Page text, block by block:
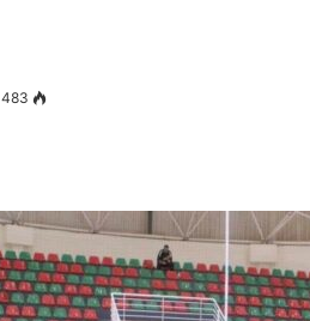
483